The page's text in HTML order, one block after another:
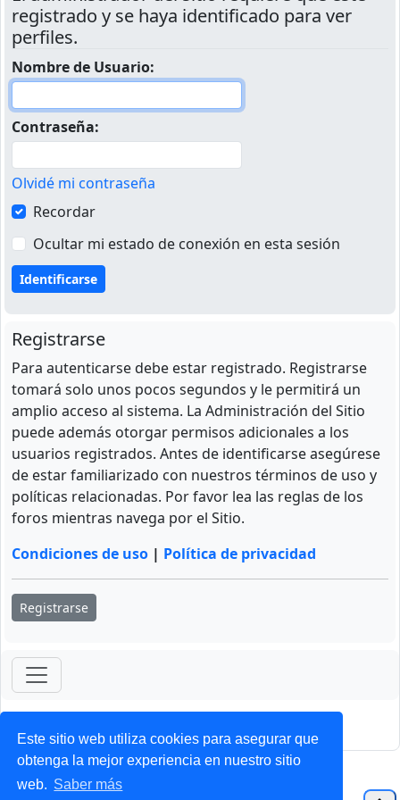
Este sitio web utiliza cookies para asegurar que
obtenga la mejor experiencia en nuestro sitio
web. Saber más
registrado y se haya identificado para ver
perfiles.
Nombre de Usuario:
Contraseña:
Olvidé mi contraseña
Recordar
Ocultar mi estado de conexión en esta sesión
Registrarse
Para autenticarse debe estar registrado. Registrarse
tomará solo unos pocos segundos y le permitirá un
amplio acceso al sistema. La Administración del Sitio
puede además otorgar permisos adicionales a los
usuarios registrados. Antes de identificarse asegúrese
de estar familiarizado con nuestros términos de uso y
políticas relacionadas. Por favor lea las reglas de los
foros mientras navega por el Sitio.
Condiciones de uso | Política de privacidad
Registrarse
ForoClub 2025
Privacidad| Condiciones